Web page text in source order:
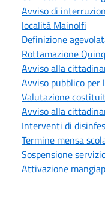
Avviso di
località Mainolfi
Definizione
Rottamazione
Avviso alla
Avviso pubblico per
Valutazione
Avviso alla
Interventi di
Termine mensa
Sospensione
Attivazione